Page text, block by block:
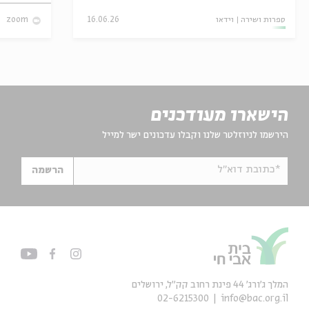
ספרות ושירה וידאו 16.06.26
zoom
הישארו מעודכנים
הירשמו לניוזלטר שלנו וקבלו עדכונים ישר למייל
*כתובת דוא"ל הרשמה
המלך ג'ורג' 44 פינת רחוב קק״ל, ירושלים
info@bac.org.il
02-6215300